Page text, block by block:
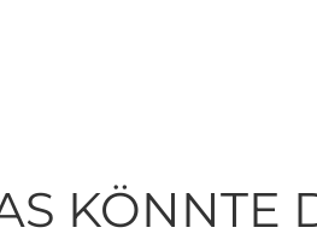
KÖNNTE